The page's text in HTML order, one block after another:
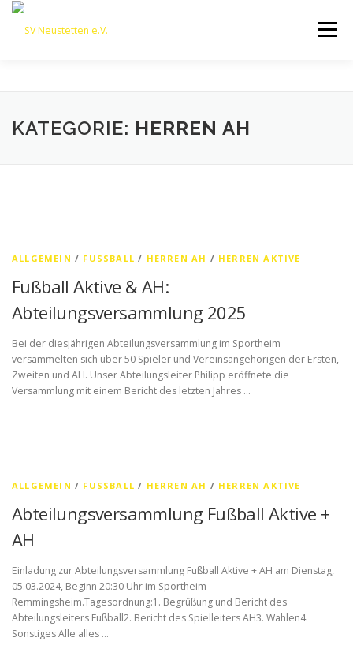
Zum
springen
Menü
KATEGORIE: HERREN AH
ALLGEMEIN / FUSSBALL / HERREN AH / HERREN AKTIVE
Fußball Aktive & AH:
Abteilungsversammlung 2025
Bei der diesjährigen Abteilungsversammlung im Sportheim
versammelten sich über 50 Spieler und Vereinsangehörigen der Ersten,
Zweiten und AH. Unser Abteilungsleiter Philipp eröffnete die
Versammlung mit einem Bericht des letzten Jahres …
ALLGEMEIN / FUSSBALL / HERREN AH / HERREN AKTIVE
Abteilungsversammlung Fußball Aktive +
AH
Einladung zur Abteilungsversammlung Fußball Aktive + AH am Dienstag,
05.03.2024, Beginn 20:30 Uhr im Sportheim
Remmingsheim.Tagesordnung:1. Begrüßung und Bericht des
Abteilungsleiters Fußball2. Bericht des Spielleiters AH3. ⁠Wahlen4.
Sonstiges Alle alles …